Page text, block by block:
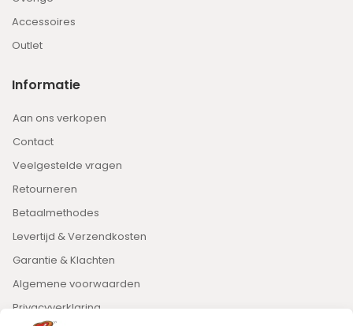
Accessoires
Outlet
Informatie
Aan ons verkopen
Contact
Veelgestelde vragen
Retourneren
Betaalmethodes
Levertijd & Verzendkosten
Garantie & Klachten
Algemene voorwaarden
Privacyverklaring